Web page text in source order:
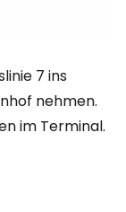
7 ins
nehmen.
im Terminal.